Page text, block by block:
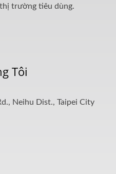
trường tiêu dùng.
Tôi
Neihu Dist., Taipei City